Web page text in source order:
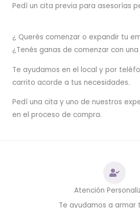
Pedí un cita previa para asesorías
¿ Querés comenzar o expandir tu
¿Tenés ganas de comenzar con
Te ayudamos en el local y por
carrito acorde a tus necesidades.
Pedí una cita y uno de nuestros
en el proceso de compra.
Atención
Te ayudamos a armar